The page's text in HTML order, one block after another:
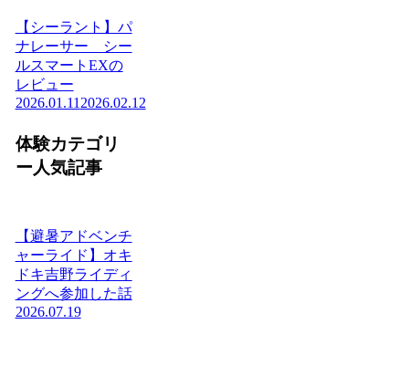
【シーラント】パ
ナレーサー シー
ルスマートEXの
レビュー
2026.01.11 2026.02.12
体験カテゴリ
ー人気記事
【避暑アドベンチ
ャーライド】オキ
ドキ吉野ライディ
ングへ参加した話
2026.07.19